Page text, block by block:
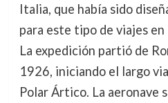
Italia, que había sido
para este tipo de viajes
La expedición partió de
1926, iniciando el largo
Polar Ártico. La aeronave